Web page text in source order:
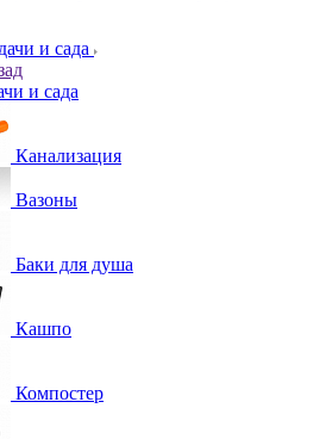
и сада
и сада
Канализация
Вазоны
Баки для душа
Кашпо
Компостер